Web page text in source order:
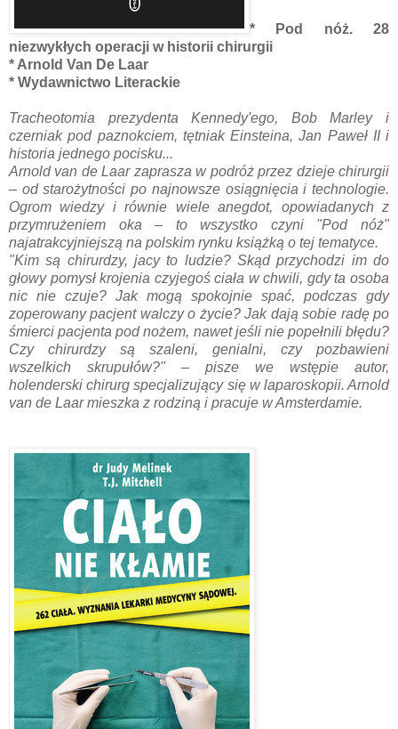
* Pod nóż. 28
niezwykłych operacji w historii chirurgii
* Arnold Van De Laar
* Wydawnictwo Literackie
Tracheotomia prezydenta Kennedy'ego, Bob Marley i
czerniak pod paznokciem, tętniak Einsteina, Jan Paweł II i
historia jednego pocisku...
Arnold van de Laar zaprasza w podróż przez dzieje chirurgii
– od starożytności po najnowsze osiągnięcia i technologie.
Ogrom wiedzy i równie wiele anegdot, opowiadanych z
przymrużeniem oka – to wszystko czyni "Pod nóż"
najatrakcyjniejszą na polskim rynku książką o tej tematyce.
"Kim są chirurdzy, jacy to ludzie? Skąd przychodzi im do
głowy pomysł krojenia czyjegoś ciała w chwili, gdy ta osoba
nic nie czuje? Jak mogą spokojnie spać, podczas gdy
zoperowany pacjent walczy o życie? Jak dają sobie radę po
śmierci pacjenta pod nożem, nawet jeśli nie popełnili błędu?
Czy chirurdzy są szaleni, genialni, czy pozbawieni
wszelkich skrupułów?" – pisze we wstępie autor,
holenderski chirurg specjalizujący się w laparoskopii. Arnold
van de Laar mieszka z rodziną i pracuje w Amsterdamie.